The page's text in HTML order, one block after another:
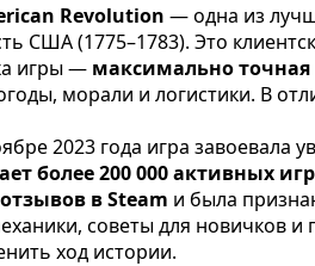
Revolution — одна из
США (1775–1783). Это
игры — максимально точная
морали и логистики. В
2023 года игра завоевала
более 200 000 активных
в Steam и была
советы для новичков
ход истории.